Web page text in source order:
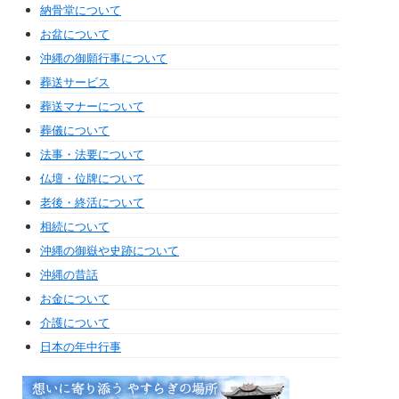
納骨堂について
お盆について
沖縄の御願行事について
葬送サービス
葬送マナーについて
葬儀について
法事・法要について
仏壇・位牌について
老後・終活について
相続について
沖縄の御嶽や史跡について
沖縄の昔話
お金について
介護について
日本の年中行事